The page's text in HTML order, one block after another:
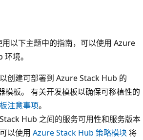
以下主题中的指南，可以使用 Azure
境。
创建可部署到 Azure Stack Hub 的
模板。 有关开发模板以确保可移植性的
注意事项。
Hub 之间的服务可用性和服务版本
以使用 Azure Stack Hub 策略模块将